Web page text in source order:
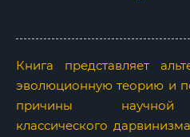
Книга представляет
эволюционную теорию и
причины научной
классического